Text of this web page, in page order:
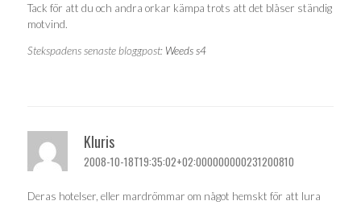
Tack för att du och andra orkar kämpa trots att det blåser ständig
motvind.
Stekspadens senaste bloggpost: Weeds s4
Kluris
2008-10-18T19:35:02+02:000000000231200810
Deras hotelser, eller mardrömmar om något hemskt för att lura